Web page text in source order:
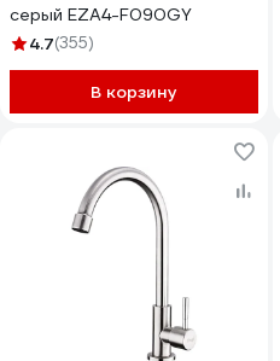
серый EZA4-F090GY
4.7(355)
В корзину